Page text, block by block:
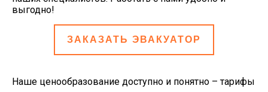
выгодно!
ЗАКАЗАТЬ ЭВАКУАТОР
Наше ценообразование доступно и понятно – тарифы